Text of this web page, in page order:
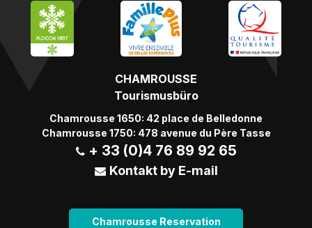
CHAMROUSSE
Tourismusbüro
Chamrousse 1650: 42 place de Belledonne
Chamrousse 1750: 478 avenue du Père Tasse
+ 33 (0)4 76 89 92 65
Kontakt by E-mail
Chamrousse Reservation